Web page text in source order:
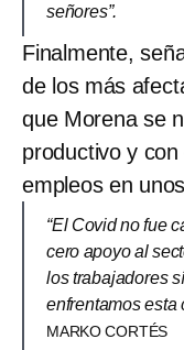
señores”.
Finalmente,
de los más
que Morena se
productivo y
empleos en
“El Covid no fue
cero apoyo al
los trabajadores
enfrentamos esta
MARKO CORTÉS